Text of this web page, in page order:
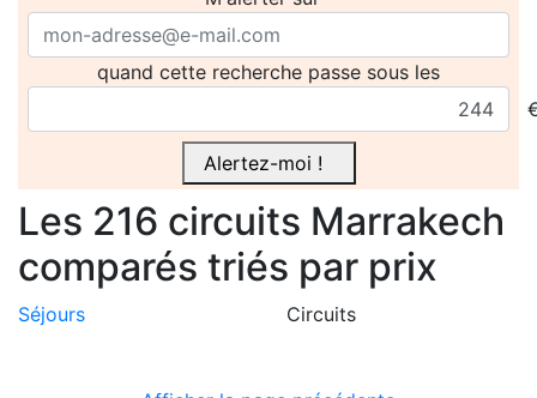
quand cette recherche passe sous les
Alertez-moi !
Les 216 circuits Marrakech
comparés triés par prix
Séjours Circuits